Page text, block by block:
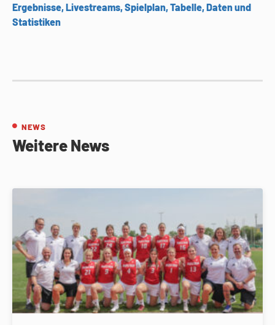
Ergebnisse, Livestreams, Spielplan, Tabelle, Daten und
Statistiken
NEWS
Weitere News